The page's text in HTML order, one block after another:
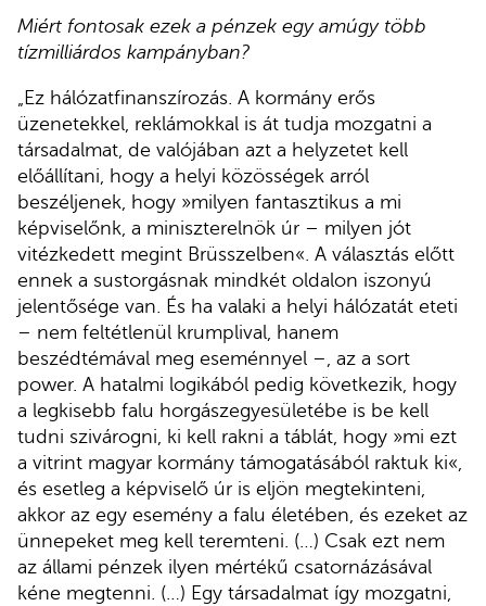
Miért fontosak ezek a pénzek egy amúgy több
tízmilliárdos kampányban?
„Ez hálózatfinanszírozás. A kormány erős
üzenetekkel, reklámokkal is át tudja mozgatni a
társadalmat, de valójában azt a helyzetet kell
előállítani, hogy a helyi közösségek arról
beszéljenek, hogy »milyen fantasztikus a mi
képviselőnk, a miniszterelnök úr – milyen jót
vitézkedett megint Brüsszelben«. A választás előtt
ennek a sustorgásnak mindkét oldalon iszonyú
jelentősége van. És ha valaki a helyi hálózatát eteti
– nem feltétlenül krumplival, hanem
beszédtémával meg eseménnyel –, az a sort
power. A hatalmi logikából pedig következik, hogy
a legkisebb falu horgászegyesületébe is be kell
tudni szivárogni, ki kell rakni a táblát, hogy »mi ezt
a vitrint magyar kormány támogatásából raktuk ki«,
és esetleg a képviselő úr is eljön megtekinteni,
akkor az egy esemény a falu életében, és ezeket az
ünnepeket meg kell teremteni. (…) Csak ezt nem
az állami pénzek ilyen mértékű csatornázásával
kéne megtenni. (…) Egy társadalmat így mozgatni,